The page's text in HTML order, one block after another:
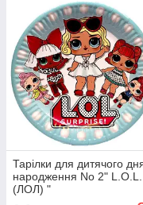
Тарілки для дитячого
народження No 2" L.O.L.
(ЛОЛ) "